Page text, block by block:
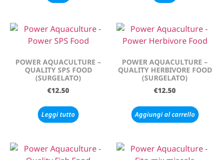
POWER AQUACULTURE –
QUALITY SPS FOOD
(SURGELATO)
€12.50
Leggi tutto
POWER AQUACULTURE –
QUALITY HERBIVORE FOOD
(SURGELATO)
€12.50
Aggiungi al carrello